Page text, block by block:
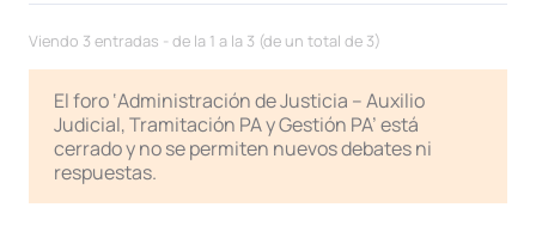
Viendo 3 entradas - de la 1 a la 3 (de un total de 3)
El foro ‘Administración de Justicia – Auxilio
Judicial, Tramitación PA y Gestión PA’ está
cerrado y no se permiten nuevos debates ni
respuestas.